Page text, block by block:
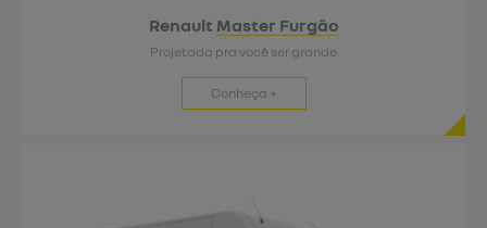
Renault Master Furgão
Projetada pra você ser grande
Conheça +